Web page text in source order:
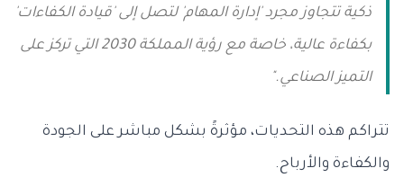
ذكية تتجاوز مجرد 'إدارة المهام' لتصل إلى 'قيادة الكفاءات'
بكفاءة عالية، خاصة مع رؤية المملكة 2030 التي تركز على
التميز الصناعي."
تتراكم هذه التحديات، مؤثرةً بشكل مباشر على الجودة
والكفاءة والأرباح.